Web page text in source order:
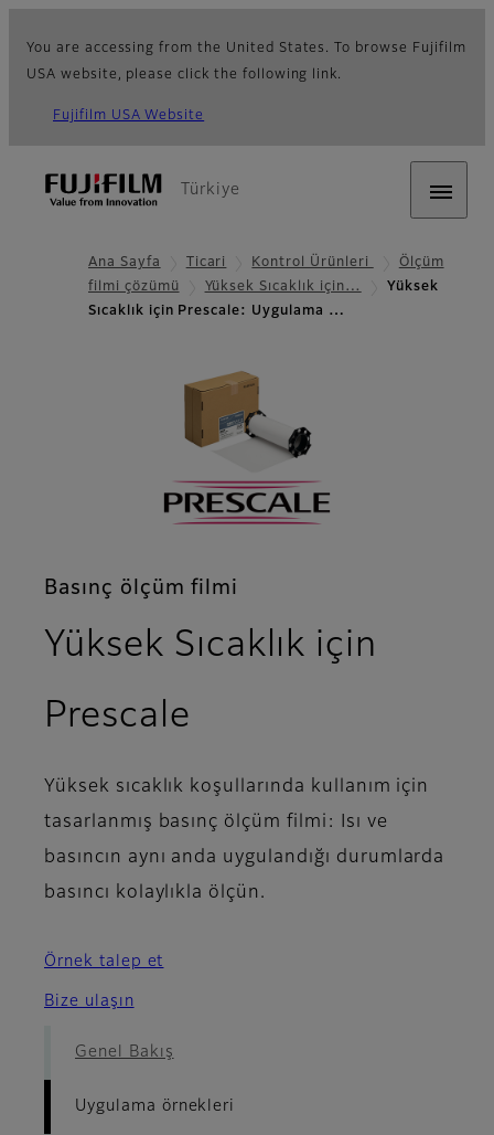
You are accessing from the United States. To browse Fujifilm
USA website, please click the following link.
Fujifilm USA Website
Türkiye
Ana Sayfa Ticari Kontrol Ürünleri
Ölçüm
filmi çözümü
Yüksek Sıcaklık için…
Yüksek
Sıcaklık için Prescale: Uygulama …
Basınç ölçüm filmi
Yüksek Sıcaklık için
Prescale
Yüksek sıcaklık koşullarında kullanım için
tasarlanmış basınç ölçüm filmi: Isı ve
basıncın aynı anda uygulandığı durumlarda
basıncı kolaylıkla ölçün.
Örnek talep et
Bize ulaşın
Genel Bakış
Uygulama örnekleri